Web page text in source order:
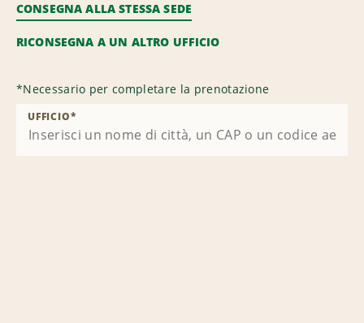
CONSEGNA ALLA STESSA SEDE
RICONSEGNA A UN ALTRO UFFICIO
*Necessario per completare la prenotazione
UFFICIO*